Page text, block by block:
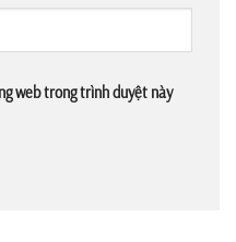
web trong trình duyệt này